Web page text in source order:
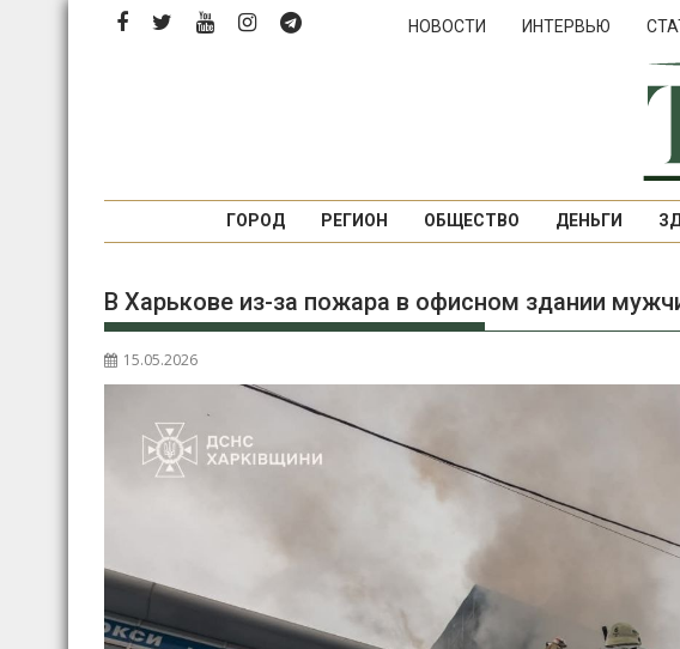
Перейти
НОВОСТИ ИНТЕРВЬЮ
ГОРОД РЕГИОН ОБЩЕСТВО ДЕНЬГИ
В Харькове из-за пожара в офисном здании
15.05.2026